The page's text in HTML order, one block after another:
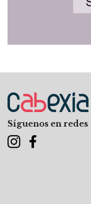
Síguenos en redes